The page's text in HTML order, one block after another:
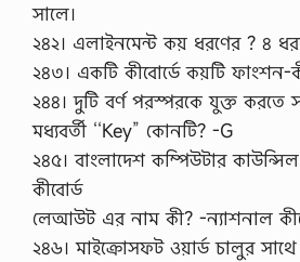
সালে।
২৪২। এলাইনমেন্ট কয় ধরণের ? ৪
২৪৩। একটি কীবোর্ডে কয়টি ফাংশন-
২৪৪। দুটি বর্ণ পরস্পরকে যুক্ত করতে
মধ্যবর্তী ‘‘Key” কোনটি? -G
২৪৫। বাংলাদেশ কম্পিউটার
কীবোর্ড
লেআউট এর নাম কী? -ন্যাশনাল
২৪৬। মাইক্রোসফট ওয়ার্ড চালুর সাথে